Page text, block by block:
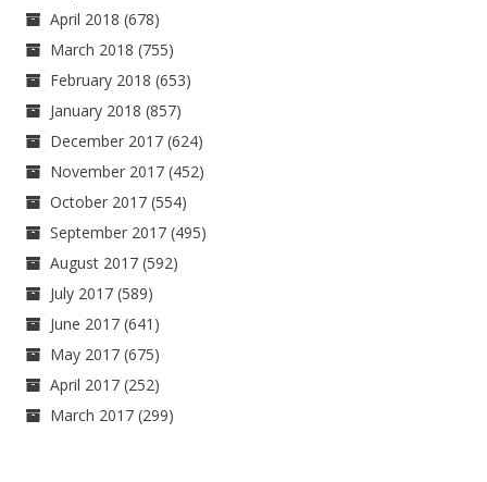
April 2018 (678)
March 2018 (755)
February 2018 (653)
January 2018 (857)
December 2017 (624)
November 2017 (452)
October 2017 (554)
September 2017 (495)
August 2017 (592)
July 2017 (589)
June 2017 (641)
May 2017 (675)
April 2017 (252)
March 2017 (299)